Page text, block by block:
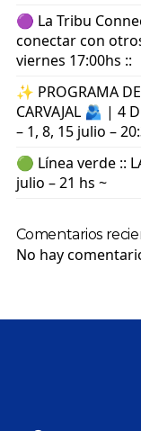
🟣 La Tribu
conectar con
viernes 17:00hs ::
✨ PROGRAMA
CARVAJAL 🫂 | 4
– 1, 8, 15 julio –
🟢 Línea verde ::
julio – 21 hs ~
Comentarios
No hay